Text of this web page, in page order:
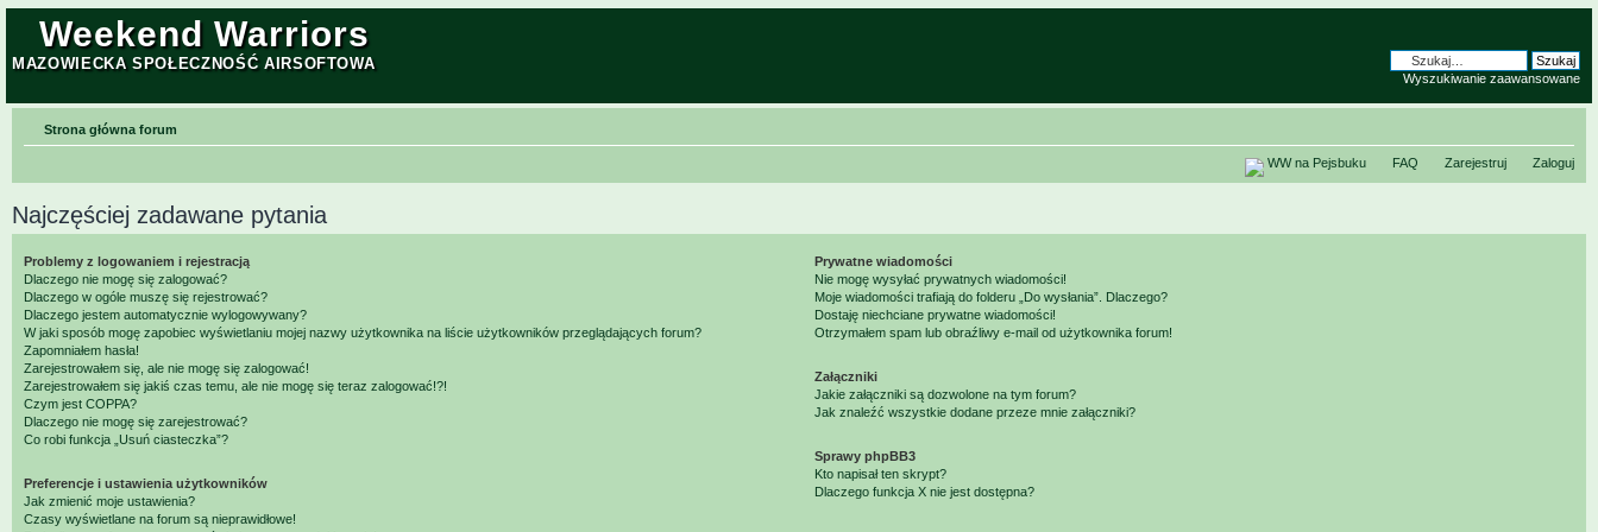
Weekend Warriors
MAZOWIECKA SPOŁECZNOŚĆ AIRSOFTOWA
Wyszukiwanie zaawansowane
Strona główna forum
WW na Pejsbuku FAQ Zarejestruj Zaloguj
Najczęściej zadawane pytania
Problemy z logowaniem i rejestracją
Dlaczego nie mogę się zalogować?
Dlaczego w ogóle muszę się rejestrować?
Dlaczego jestem automatycznie wylogowywany?
W jaki sposób mogę zapobiec wyświetlaniu mojej nazwy użytkownika na liście użytkowników przeglądających forum?
Zapomniałem hasła!
Zarejestrowałem się, ale nie mogę się zalogować!
Zarejestrowałem się jakiś czas temu, ale nie mogę się teraz zalogować!?!
Czym jest COPPA?
Dlaczego nie mogę się zarejestrować?
Co robi funkcja „Usuń ciasteczka”?
Preferencje i ustawienia użytkowników
Jak zmienić moje ustawienia?
Czasy wyświetlane na forum są nieprawidłowe!
Prywatne wiadomości
Nie mogę wysyłać prywatnych wiadomości!
Moje wiadomości trafiają do folderu „Do wysłania”. Dlaczego?
Dostaję niechciane prywatne wiadomości!
Otrzymałem spam lub obraźliwy e-mail od użytkownika forum!
Załączniki
Jakie załączniki są dozwolone na tym forum?
Jak znaleźć wszystkie dodane przeze mnie załączniki?
Sprawy phpBB3
Kto napisał ten skrypt?
Dlaczego funkcja X nie jest dostępna?